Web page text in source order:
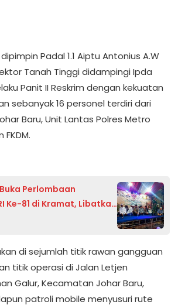
Padal 1.1 Aiptu Antonius A.W
Tanah Tinggi didampingi Ipda
Panit II Reskrim dengan kekuatan
sebanyak 16 personel terdiri dari
Baru, Unit Lantas Polres Metro
Perlombaan
Ke-81 di Kramat, Libatkan
di sejumlah titik rawan gangguan
titik operasi di Jalan Letjen
Galur, Kecamatan Johar Baru,
patroli mobile menyusuri rute